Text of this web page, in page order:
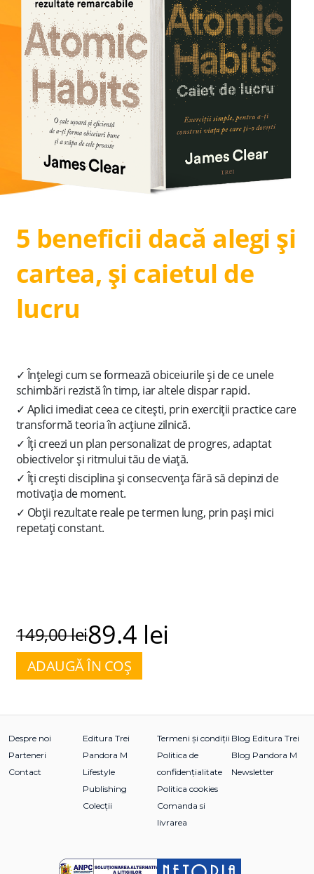
5 beneficii dacă alegi și
cartea, și caietul de
lucru
✓ Înțelegi cum se formează obiceiurile și de ce unele
schimbări rezistă în timp, iar altele dispar rapid.
✓ Aplici imediat ceea ce citești, prin exerciții practice care
transformă teoria în acțiune zilnică.
✓ Îți creezi un plan personalizat de progres, adaptat
obiectivelor și ritmului tău de viață.
✓ Îți crești disciplina și consecvența fără să depinzi de
motivația de moment.
✓ Obții rezultate reale pe termen lung, prin pași mici
repetați constant.
149,00 lei89.4 lei
ADAUGĂ ÎN COȘ
Despre noi
Parteneri
Contact
Editura Trei
Pandora M
Lifestyle
Publishing
Colecții
Termeni și condiții
Politica de
confidențialitate
Politica cookies
Comanda si
livrarea
Blog Editura Trei
Blog Pandora M
Newsletter